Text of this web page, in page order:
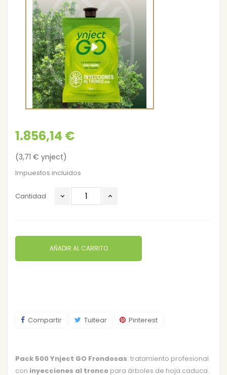
1.856,14 €
(3,71 € ynject)
Impuestos incluidos
Cantidad
AÑADIR AL CARRITO
Compartir Tuitear Pinterest
Pack 500 Ynject GO Frondosas: tratamiento profesional
con inyecciones al tronco para árboles de hoja caduca.